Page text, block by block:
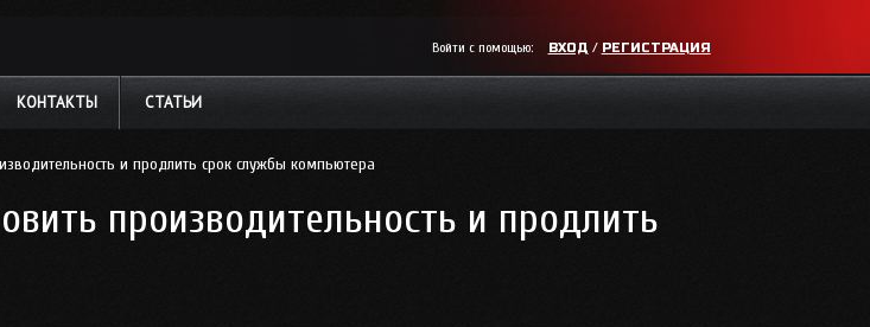
Войти с помощью: ВХОД / РЕГИСТРАЦИЯ
КОНТАКТЫ СТАТЬИ
и продлить срок службы компьютера
производительность и продлить